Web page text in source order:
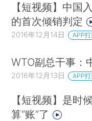
【短视频】中国
的首次倾销判定
2016年12月14日 APP
WTO副总干事：
2016年12月13日 APP
【短视频】是时
算“账”了